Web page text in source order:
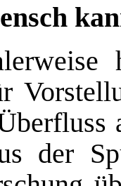
der